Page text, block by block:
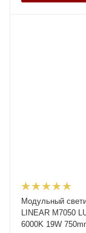
Модульный
LINEAR M7050
6000K 19W